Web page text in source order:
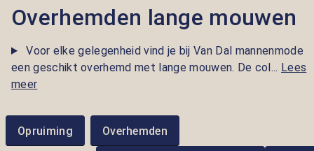
Overhemden lange mouwen
Voor elke gelegenheid vind je bij Van Dal mannenmode
een geschikt overhemd met lange mouwen. De col... Lees
meer
Opruiming Overhemden